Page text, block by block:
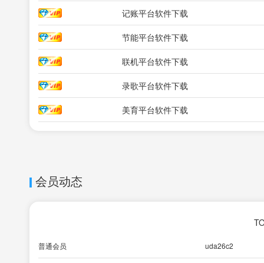
记账平台软件下载
节能平台软件下载
联机平台软件下载
录歌平台软件下载
美育平台软件下载
会员动态
普通会员 uda26c2